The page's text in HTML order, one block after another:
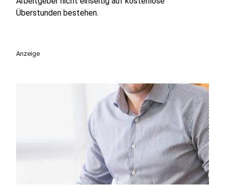
Überstunden bestehen.
Anzeige